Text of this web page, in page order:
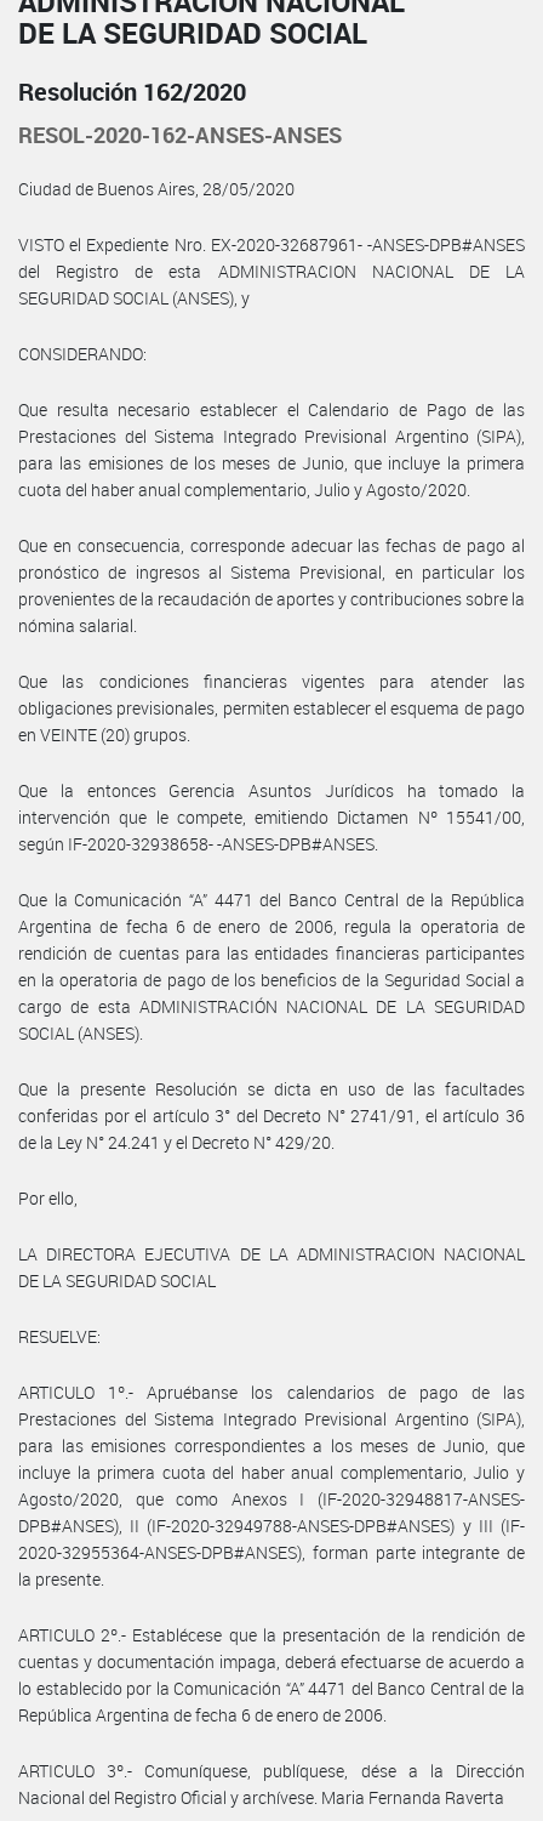
DE LA SEGURIDAD SOCIAL
Resolución 162/2020
RESOL-2020-162-ANSES-ANSES
Ciudad de Buenos Aires, 28/05/2020
VISTO el Expediente Nro. EX-2020-32687961- -ANSES-DPB#ANSES
del Registro de esta ADMINISTRACION NACIONAL DE LA
SEGURIDAD SOCIAL (ANSES), y
CONSIDERANDO:
Que resulta necesario establecer el Calendario de Pago de las
Prestaciones del Sistema Integrado Previsional Argentino (SIPA),
para las emisiones de los meses de Junio, que incluye la primera
cuota del haber anual complementario, Julio y Agosto/2020.
Que en consecuencia, corresponde adecuar las fechas de pago al
pronóstico de ingresos al Sistema Previsional, en particular los
provenientes de la recaudación de aportes y contribuciones sobre la
nómina salarial.
Que las condiciones financieras vigentes para atender las
obligaciones previsionales, permiten establecer el esquema de pago
en VEINTE (20) grupos.
Que la entonces Gerencia Asuntos Jurídicos ha tomado la
intervención que le compete, emitiendo Dictamen Nº 15541/00,
según IF-2020-32938658- -ANSES-DPB#ANSES.
Que la Comunicación “A” 4471 del Banco Central de la República
Argentina de fecha 6 de enero de 2006, regula la operatoria de
rendición de cuentas para las entidades financieras participantes
en la operatoria de pago de los beneficios de la Seguridad Social a
cargo de esta ADMINISTRACIÓN NACIONAL DE LA SEGURIDAD
SOCIAL (ANSES).
Que la presente Resolución se dicta en uso de las facultades
conferidas por el artículo 3° del Decreto N° 2741/91, el artículo 36
de la Ley N° 24.241 y el Decreto N° 429/20.
Por ello,
LA DIRECTORA EJECUTIVA DE LA ADMINISTRACION NACIONAL
DE LA SEGURIDAD SOCIAL
RESUELVE:
ARTICULO 1º.- Apruébanse los calendarios de pago de las
Prestaciones del Sistema Integrado Previsional Argentino (SIPA),
para las emisiones correspondientes a los meses de Junio, que
incluye la primera cuota del haber anual complementario, Julio y
Agosto/2020, que como Anexos I (IF-2020-32948817-ANSES-
DPB#ANSES), II (IF-2020-32949788-ANSES-DPB#ANSES) y III (IF-
2020-32955364-ANSES-DPB#ANSES), forman parte integrante de
la presente.
ARTICULO 2º.- Establécese que la presentación de la rendición de
cuentas y documentación impaga, deberá efectuarse de acuerdo a
lo establecido por la Comunicación “A” 4471 del Banco Central de la
República Argentina de fecha 6 de enero de 2006.
ARTICULO 3º.- Comuníquese, publíquese, dése a la Dirección
Nacional del Registro Oficial y archívese. Maria Fernanda Raverta